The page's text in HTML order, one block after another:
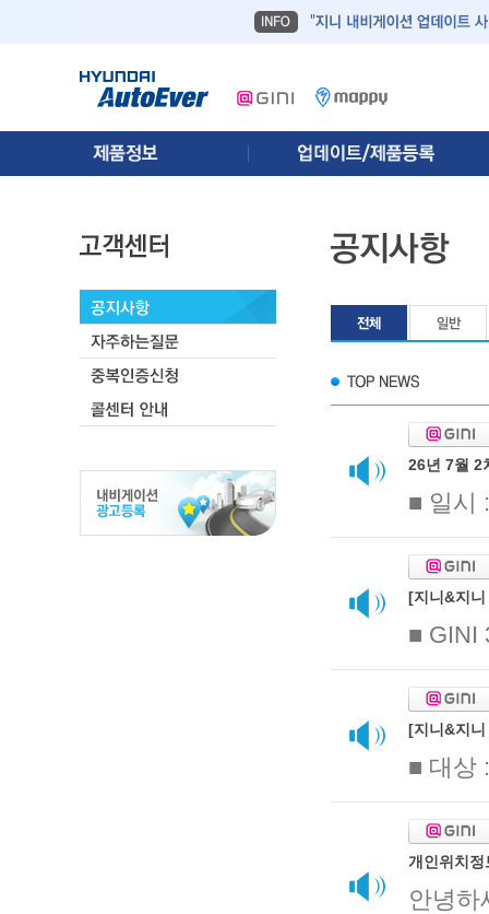
26년 7월 2
■ 일시
[지니&지니
■ GINI
[지니&지니
■ 대상
개인위치
안녕하